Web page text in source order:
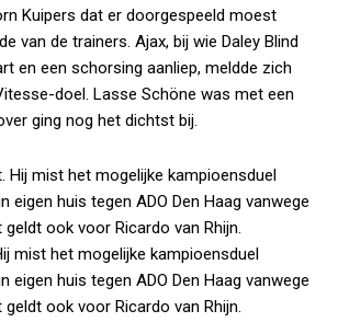
Kuipers dat er doorgespeeld moest
van de trainers. Ajax, bij wie Daley Blind
en een schorsing aanliep, meldde zich
doel. Lasse Schöne was met een
ging nog het dichtst bij.
mist het mogelijke kampioensduel
eigen huis tegen ADO Den Haag vanwege
ook voor Ricardo van Rhijn.